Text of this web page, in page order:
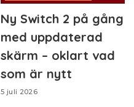
Ny Switch 2 på gång
med uppdaterad
skärm – oklart vad
som är nytt
5 juli 2026